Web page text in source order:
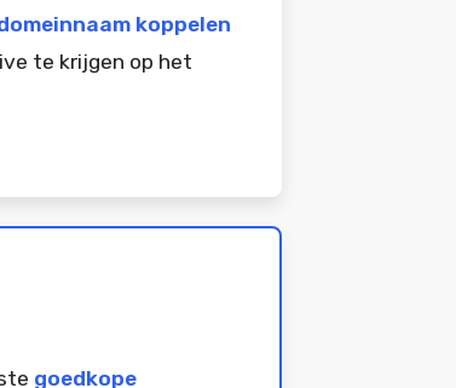
koppelen
te krijgen op het
goedkope